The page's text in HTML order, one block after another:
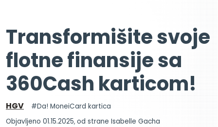
Transformišite svoje
flotne finansije sa
360Cash karticom!
HGV
Da! MoneiCard kartica
Objavljeno 01.15.2025, od strane Isabelle Gacha